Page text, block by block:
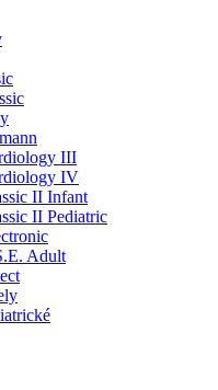
III
IV
II Infant
II Pediatric
Adult